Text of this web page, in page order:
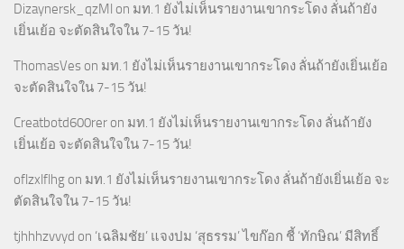
Dizaynersk_qzMl on มท.1 ยังไม่เห็นรายงานเขากระโดง ลั่นถ้ายัง
เยิ่นเย้อ จะตัดสินใจใน 7-15 วัน!
ThomasVes on มท.1 ยังไม่เห็นรายงานเขากระโดง ลั่นถ้ายังเยิ่นเย้อ
จะตัดสินใจใน 7-15 วัน!
Creatbotd600rer on มท.1 ยังไม่เห็นรายงานเขากระโดง ลั่นถ้ายัง
เยิ่นเย้อ จะตัดสินใจใน 7-15 วัน!
oflzxlflhg on มท.1 ยังไม่เห็นรายงานเขากระโดง ลั่นถ้ายังเยิ่นเย้อ จะ
ตัดสินใจใน 7-15 วัน!
tjhhhzvvyd on ‘เฉลิมชัย’ แจงปม ‘สุธรรม’ ไขก๊อก ชี้ ‘ทักษิณ’ มีสิทธิ์